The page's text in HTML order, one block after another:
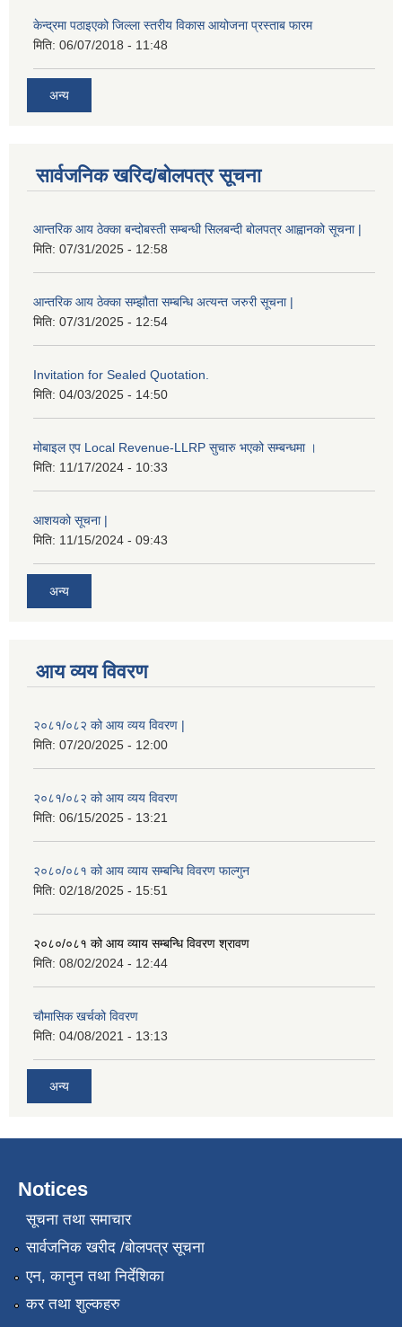
केन्द्रमा पठाइएको जिल्ला स्तरीय विकास आयोजना प्रस्ताब फारम
मिति: 06/07/2018 - 11:48
अन्य
सार्वजनिक खरिद/बोलपत्र सूचना
आन्तरिक आय ठेक्का बन्दोबस्ती सम्बन्धी सिलबन्दी बोलपत्र आह्वानको सूचना |
मिति: 07/31/2025 - 12:58
आन्तरिक आय ठेक्का सम्झौता सम्बन्धि अत्यन्त जरुरी सूचना |
मिति: 07/31/2025 - 12:54
Invitation for Sealed Quotation.
मिति: 04/03/2025 - 14:50
मोबाइल एप Local Revenue-LLRP सुचारु भएको सम्बन्धमा ।
मिति: 11/17/2024 - 10:33
आशयको सूचना |
मिति: 11/15/2024 - 09:43
अन्य
आय व्यय विवरण
२०८१/०८२ को आय व्यय विवरण |
मिति: 07/20/2025 - 12:00
२०८१/०८२ को आय व्यय विवरण
मिति: 06/15/2025 - 13:21
२०८०/०८१ को आय व्याय सम्बन्धि विवरण फाल्गुन
मिति: 02/18/2025 - 15:51
२०८०/०८१ को आय व्याय सम्बन्धि विवरण श्रावण
मिति: 08/02/2024 - 12:44
चौमासिक खर्चको विवरण
मिति: 04/08/2021 - 13:13
अन्य
Notices
सूचना तथा समाचार
सार्वजनिक खरीद /बोलपत्र सूचना
एन, कानुन तथा निर्देशिका
कर तथा शुल्कहरु